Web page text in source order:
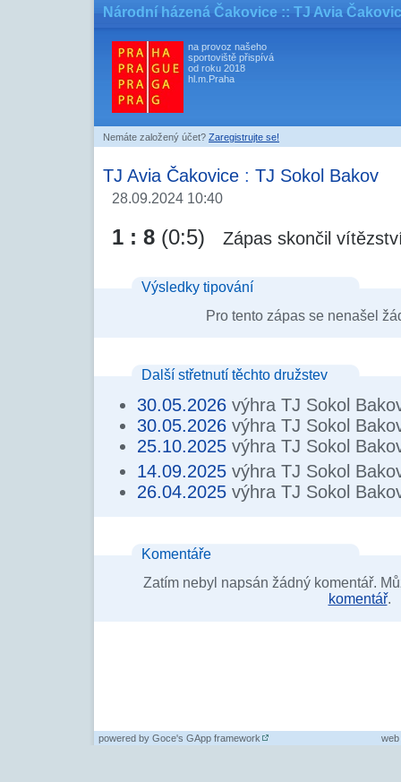
Národní házená Čakovice :: TJ Avia
na provoz našeho
sportoviště přispívá
od roku 2018
hl.m.Praha
Nemáte založený účet? Zaregistrujte se!
TJ Avia Čakovice : TJ Sokol Bakov
28.09.2024 10:40
1 : 8 (0:5) Zápas skončil
Výsledky tipování
Pro tento zápas se nenašel
Další střetnutí těchto družstev
30.05.2026 výhra TJ Sokol
30.05.2026 výhra TJ Sokol
25.10.2025 výhra TJ Sokol
14.09.2025 výhra TJ Sokol
26.04.2025 výhra TJ Sokol
Komentáře
Zatím nebyl napsán žádný komentář.
komentář.
powered by Goce's GApp framework